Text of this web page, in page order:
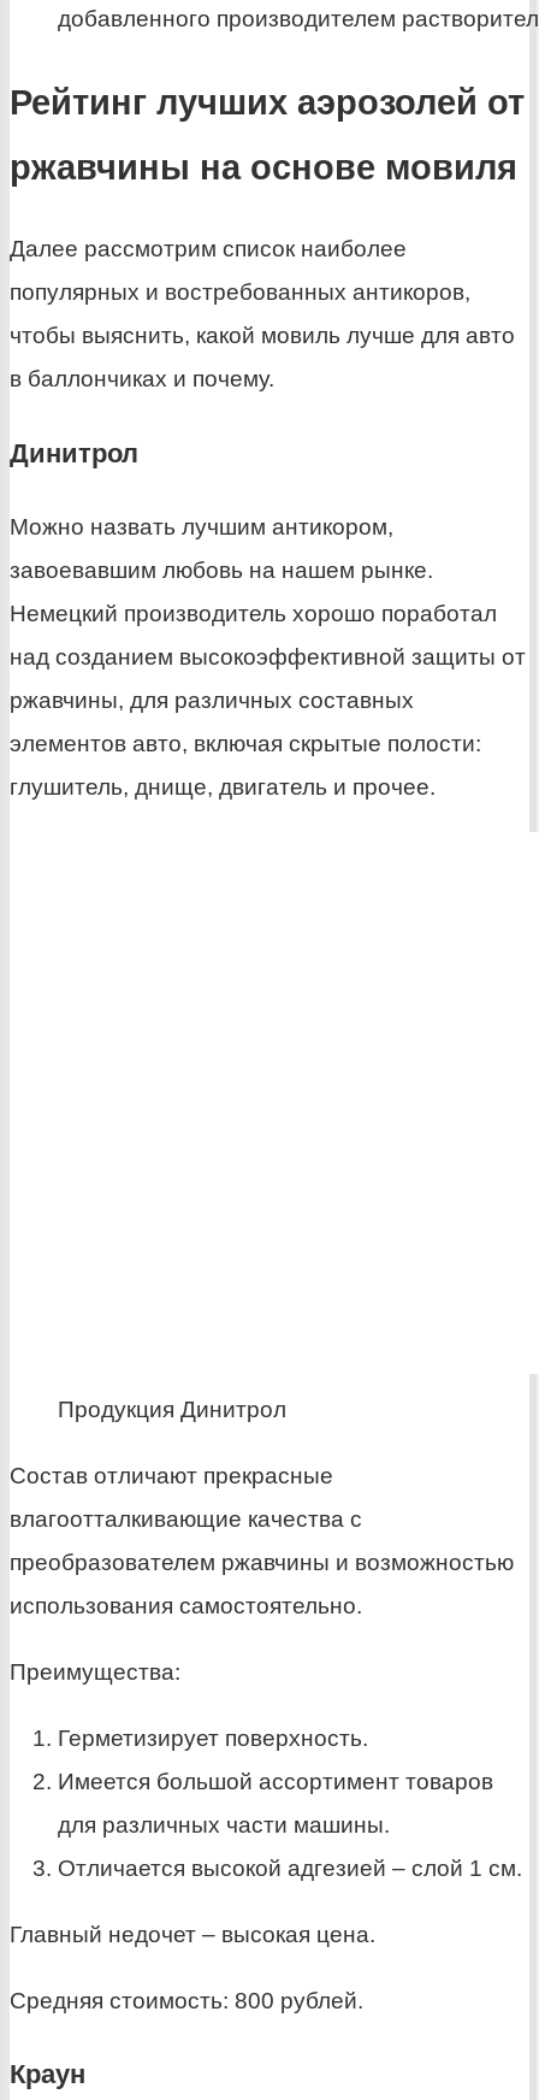
добавленного производителем
Рейтинг лучших аэрозолей от
ржавчины на основе мовиля
Далее рассмотрим список наиболее
популярных и востребованных антикоров,
чтобы выяснить, какой мовиль лучше для авто
в баллончиках и почему.
Динитрол
Можно назвать лучшим антикором,
завоевавшим любовь на нашем рынке.
Немецкий производитель хорошо поработал
над созданием высокоэффективной защиты от
ржавчины, для различных составных
элементов авто, включая скрытые полости:
глушитель, днище, двигатель и прочее.
Продукция Динитрол
Состав отличают прекрасные
влагоотталкивающие качества с
преобразователем ржавчины и возможностью
использования самостоятельно.
Преимущества:
Герметизирует поверхность.
Имеется большой ассортимент товаров
для различных части машины.
Отличается высокой адгезией – слой 1 см.
Главный недочет – высокая цена.
Средняя стоимость: 800 рублей.
Краун